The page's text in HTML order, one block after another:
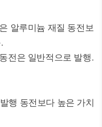
알루미늄 재질 동전보
전은 일반적으로 발행.
행 동전보다 높은 가치